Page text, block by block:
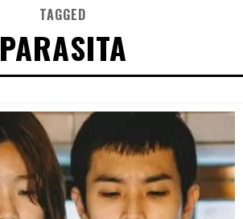
A subida da rampa é diferente!
Faça o bem! Mas, sem olhar a quem!?
Novo single de Arnaldo Tifu, “De Testa” explora brasilidade em sons, cores e símbolos
TAGGED
PARASITA